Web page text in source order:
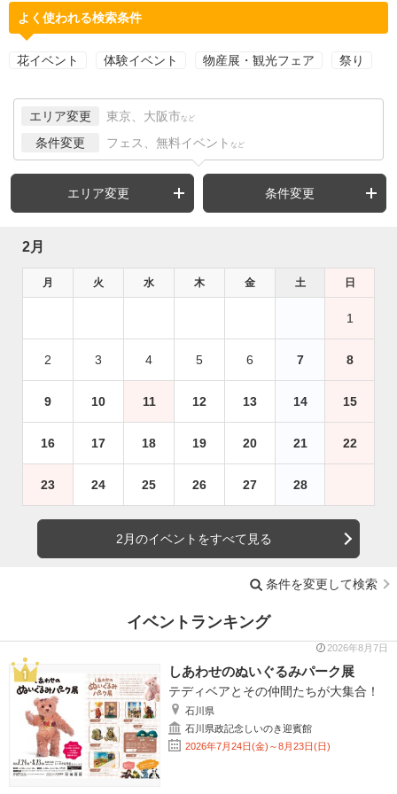
よく使われる検索条件
花イベント 体験イベント 物産展・観光フェア 祭り
エリア変更 東京、大阪市 など
条件変更 フェス、無料イベント など
エリア変更 条件変更
2月
月 火 水 木 金 土 日
1
2 3 4 5 6 7 8
9 10 11 12 13 14 15
16 17 18 19 20 21 22
23 24 25 26 27 28
2月のイベントをすべて見る
条件を変更して検索
イベントランキング
2026年8月7日
しあわせのぬいぐるみパーク展
テディベアとその仲間たちが大集合！
石川県
石川県政記念しいのき迎賓館
2026年7月24日(金)～8月23日(日)